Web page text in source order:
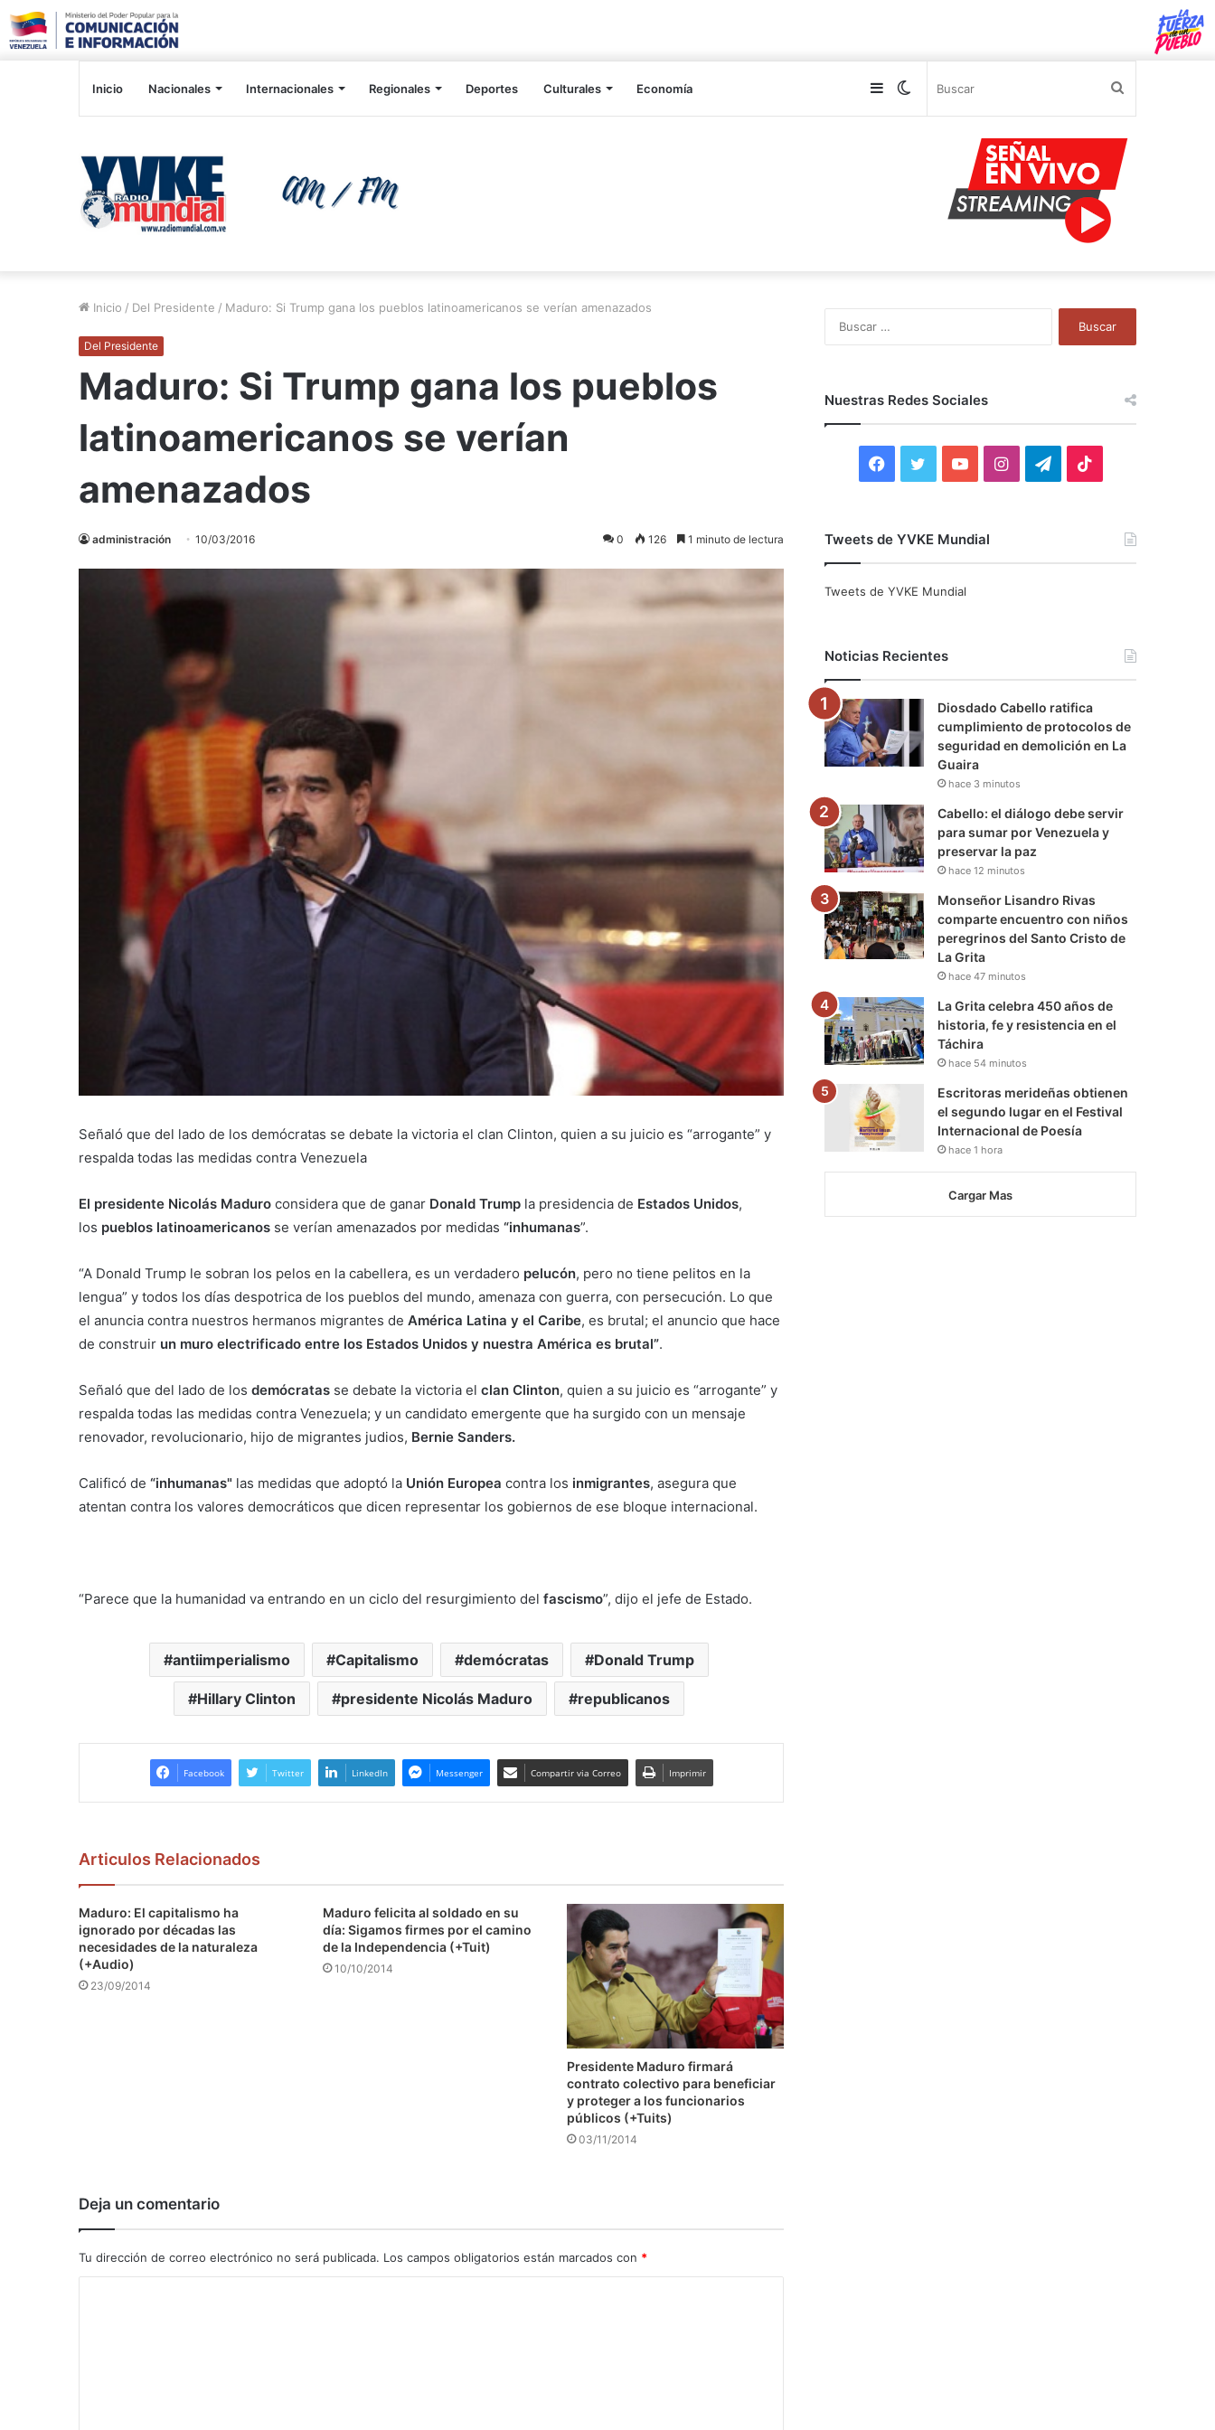
Inicio Nacionales Internacionales Regionales Deportes Culturales Economía Switch
Sidebar
Inicio / Del Presidente / Maduro: Si Trump gana los pueblos latinoamericanos se verían amenazados
Del Presidente
Maduro: Si Trump gana los pueblos
latinoamericanos se verían
amenazados
administración 10/03/2016 0 126 1 minuto de lectura
Señaló que del lado de los demócratas se debate la victoria el clan Clinton, quien a su juicio es “arrogante” y
respalda todas las medidas contra Venezuela
El presidente Nicolás Maduro considera que de ganar Donald Trump la presidencia de Estados Unidos,
los pueblos latinoamericanos se verían amenazados por medidas “inhumanas”.
“A Donald Trump le sobran los pelos en la cabellera, es un verdadero pelucón, pero no tiene pelitos en la
lengua” y todos los días despotrica de los pueblos del mundo, amenaza con guerra, con persecución. Lo que
el anuncia contra nuestros hermanos migrantes de América Latina y el Caribe, es brutal; el anuncio que hace
de construir un muro electrificado entre los Estados Unidos y nuestra América es brutal”.
Señaló que del lado de los demócratas se debate la victoria el clan Clinton, quien a su juicio es “arrogante” y
respalda todas las medidas contra Venezuela; y un candidato emergente que ha surgido con un mensaje
renovador, revolucionario, hijo de migrantes judios, Bernie Sanders.
Calificó de “inhumanas" las medidas que adoptó la Unión Europea contra los inmigrantes, asegura que
atentan contra los valores democráticos que dicen representar los gobiernos de ese bloque internacional.
“Parece que la humanidad va entrando en un ciclo del resurgimiento del fascismo”, dijo el jefe de Estado.
antiimperialismo Capitalismo demócratas Donald Trump
Hillary Clinton presidente Nicolás Maduro republicanos
Facebook Twitter LinkedIn Messenger Compartir via Correo Imprimir
Articulos Relacionados
Maduro: El capitalismo ha
ignorado por décadas las
necesidades de la naturaleza
(+Audio)
23/09/2014
Maduro felicita al soldado en su
día: Sigamos firmes por el camino
de la Independencia (+Tuit)
10/10/2014
Presidente Maduro firmará
contrato colectivo para beneficiar
y proteger a los funcionarios
públicos (+Tuits)
03/11/2014
Deja un comentario
Tu dirección de correo electrónico no será publicada. Los campos obligatorios están marcados con *
Nuestras Redes Sociales
F
c
o
k
i
r
Y
u
e
I
r
a
m
T
a
m
Tweets de YVKE Mundial
Tweets de YVKE Mundial
Noticias Recientes
Diosdado Cabello ratifica
cumplimiento de protocolos de
seguridad en demolición en La
Guaira
hace 3 minutos
Cabello: el diálogo debe servir
para sumar por Venezuela y
preservar la paz
hace 12 minutos
Monseñor Lisandro Rivas
comparte encuentro con niños
peregrinos del Santo Cristo de
La Grita
hace 47 minutos
La Grita celebra 450 años de
historia, fe y resistencia en el
Táchira
hace 54 minutos
Escritoras merideñas obtienen
el segundo lugar en el Festival
Internacional de Poesía
hace 1 hora
Cargar Mas